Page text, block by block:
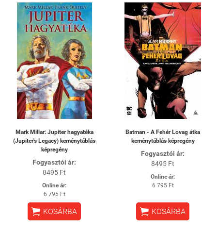
Mark Millar: Jupiter hagyatéka
(Jupiter's Legacy) keménytáblás
képregény
Fogyasztói ár:
8495 Ft
Online ár:
6 795 Ft
 KOSÁRBA
Batman - A Fehér Lovag átka
keménytáblás képregény
Fogyasztói ár:
8495 Ft
Online ár:
6 795 Ft
 KOSÁRBA